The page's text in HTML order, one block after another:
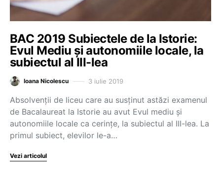
BAC 2019 Subiectele de la Istorie:
Evul Mediu și autonomiile locale, la
subiectul al III-lea
Ioana Nicolescu 3 iulie 2019
Absolvenții de liceu care au susținut astăzi examenul
de Bacalaureat la Istorie au avut Evul mediu și
autonomiile locale ca cerințe, la subiectul al III-lea. La
primul subiect, elevilor le-a…
Vezi articolul